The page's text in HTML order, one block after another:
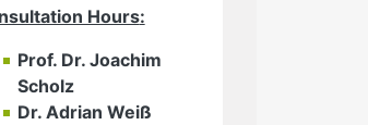
Hours:
Prof. Dr. Joachim
Scholz
Dr. Adrian Weiß